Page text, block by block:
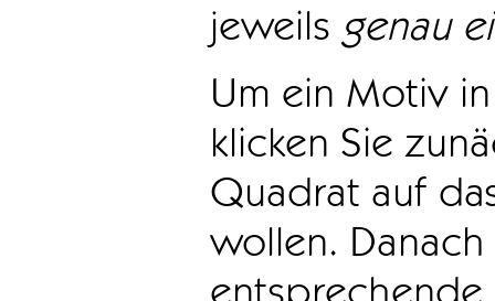
jeweils genau
Um ein Motiv
klicken Sie
Quadrat auf
wollen.